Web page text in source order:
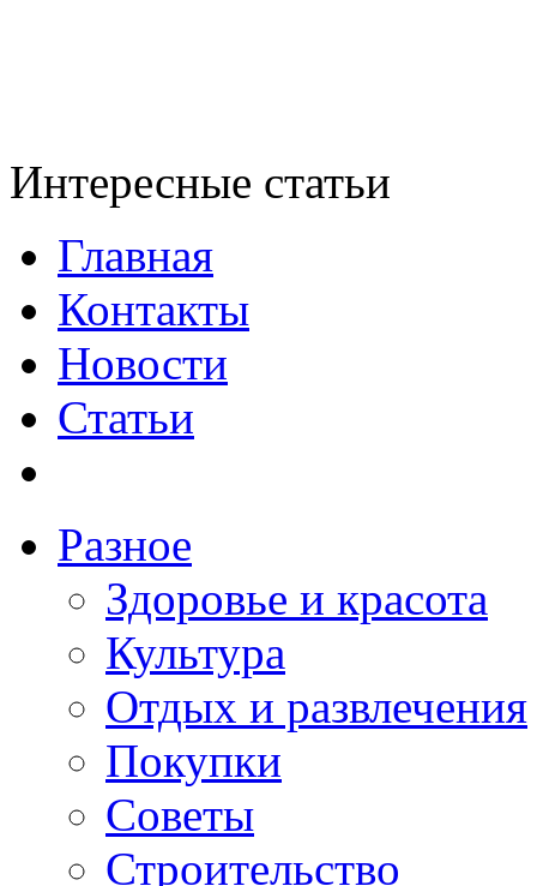
Интересные статьи
Главная
Контакты
Новости
Статьи
Разное
Здоровье и красота
Культура
Отдых и развлечения
Покупки
Советы
Строительство